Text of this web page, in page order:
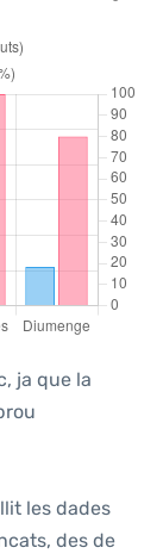
ja que la
les dades
des de